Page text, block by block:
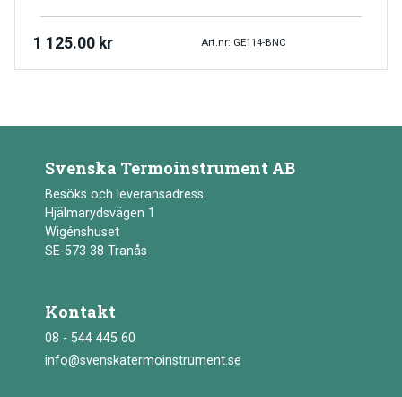
1 125.00 kr Art.nr: GE114-BNC
Svenska Termoinstrument AB
Besöks och leveransadress:
Hjälmarydsvägen 1
Wigénshuset
SE-573 38 Tranås
Kontakt
08 - 544 445 60
info@svenskatermoinstrument.se